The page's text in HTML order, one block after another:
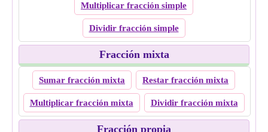
Multiplicar fracción simple
Dividir fracción simple
Fracción mixta
Sumar fracción mixta Restar fracción mixta
Multiplicar fracción mixta Dividir fracción mixta
Fracción propia